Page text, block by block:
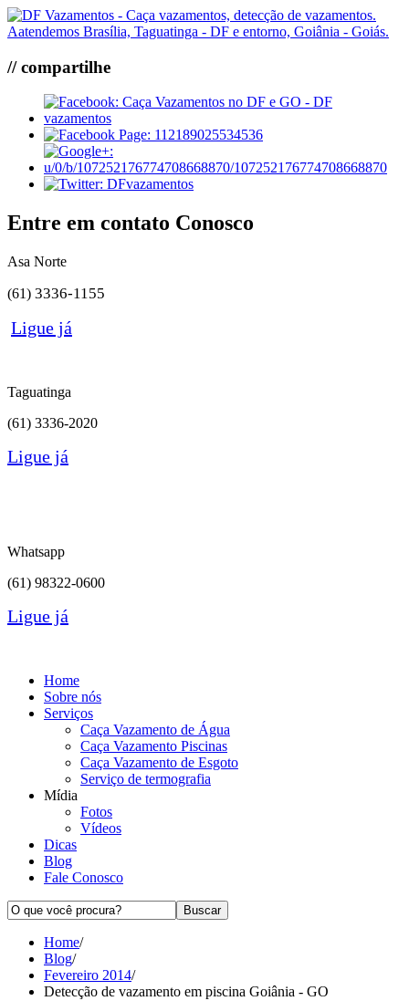
// compartilhe
Entre em contato Conosco
Asa Norte
(61) 3336-1155
Ligue já
Taguatinga
(61) 3336-2020
Ligue já
Whatsapp
(61) 98322-0600
Ligue já
Home
Sobre nós
Serviços
Caça Vazamento de Água
Caça Vazamento Piscinas
Caça Vazamento de Esgoto
Serviço de termografia
Mídia
Fotos
Vídeos
Dicas
Blog
Fale Conosco
Home/
Blog/
Fevereiro 2014/
Detecção de vazamento em piscina Goiânia - GO